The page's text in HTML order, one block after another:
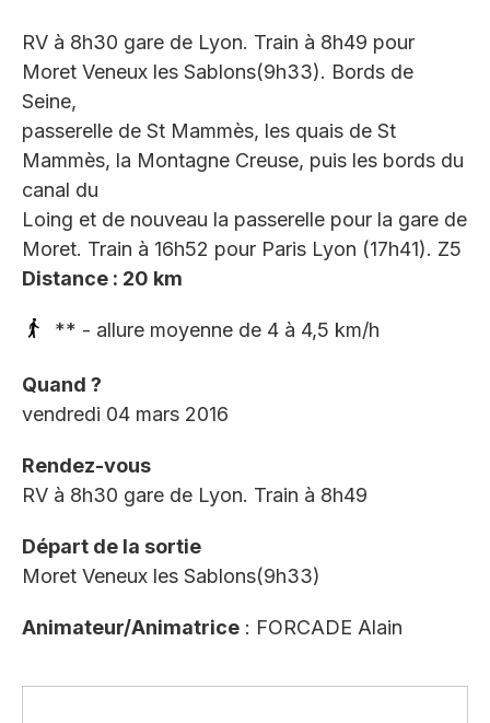
RV à 8h30 gare de Lyon. Train à 8h49 pour
Moret Veneux les Sablons(9h33). Bords de
Seine,
passerelle de St Mammès, les quais de St
Mammès, la Montagne Creuse, puis les bords du
canal du
Loing et de nouveau la passerelle pour la gare de
Moret. Train à 16h52 pour Paris Lyon (17h41). Z5
Distance : 20 km
** - allure moyenne de 4 à 4,5 km/h
Quand ?
vendredi 04 mars 2016
Rendez-vous
RV à 8h30 gare de Lyon. Train à 8h49
Départ de la sortie
Moret Veneux les Sablons(9h33)
Animateur/Animatrice : FORCADE Alain